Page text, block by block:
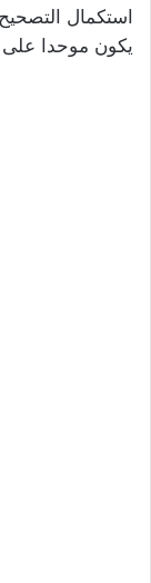
استكمال
يكون موحدا